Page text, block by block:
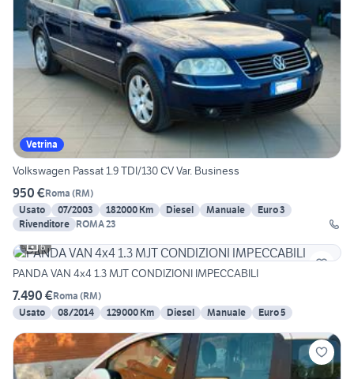
Vetrina
Volkswagen Passat 1.9 TDI/130 CV Var. Business
950 €Roma (RM)
Usato
07/2003 182000 Km Diesel Manuale
Euro 3
Rivenditore ROMA 23
6
PANDA VAN 4x4 1.3 MJT CONDIZIONI IMPECCABILI
7.490 €Roma (RM)
Usato
08/2014 129000 Km Diesel Manuale Euro 5